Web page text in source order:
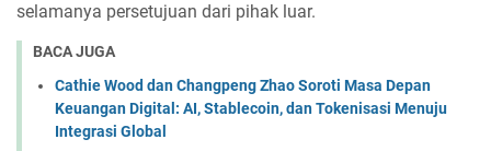
selamanya persetujuan dari pihak luar.
BACA JUGA
Cathie Wood dan Changpeng Zhao Soroti Masa Depan
Keuangan Digital: AI, Stablecoin, dan Tokenisasi Menuju
Integrasi Global